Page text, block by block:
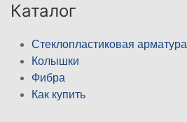
Каталог
Стеклопластиковая арматура
Колышки
Фибра
Как купить